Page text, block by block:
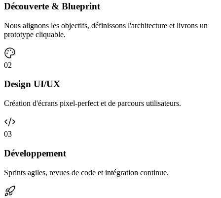
Découverte & Blueprint
Nous alignons les objectifs, définissons l'architecture et livrons un
prototype cliquable.
02
Design UI/UX
Création d'écrans pixel-perfect et de parcours utilisateurs.
03
Développement
Sprints agiles, revues de code et intégration continue.